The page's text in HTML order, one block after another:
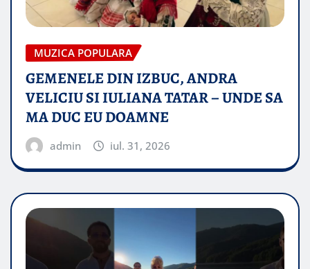
MUZICA POPULARA
GEMENELE DIN IZBUC, ANDRA
VELICIU SI IULIANA TATAR – UNDE SA
MA DUC EU DOAMNE
admin iul. 31, 2026